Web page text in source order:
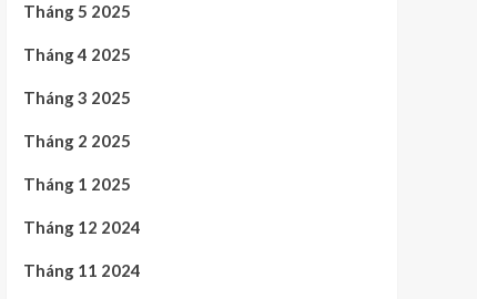
Tháng 5 2025
Tháng 4 2025
Tháng 3 2025
Tháng 2 2025
Tháng 1 2025
Tháng 12 2024
Tháng 11 2024